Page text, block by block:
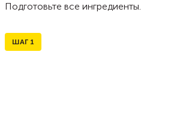
Подготовьте все ингредиенты.
ШАГ 1